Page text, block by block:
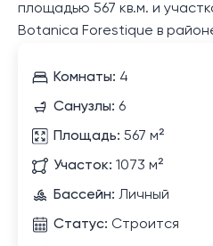
площадью 567 кв.м. и
Botanica Forestique в
Комнаты: 4
Санузлы: 6
Площадь: 567 м²
Участок: 1073 м²
Бассейн: Личный
Статус: Строится